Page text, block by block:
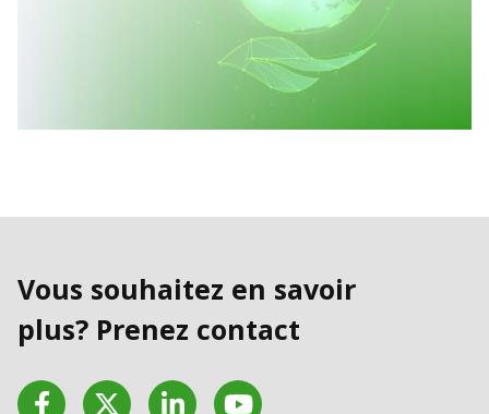
Vous souhaitez en savoir
plus? Prenez contact
FacebookTwitter LinkedInYouTube